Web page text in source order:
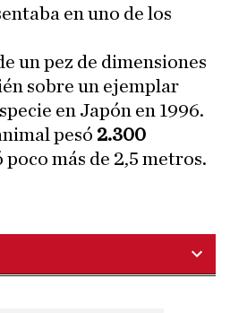
en uno de los
un pez de dimensiones
sobre un ejemplar
en Japón en 1996.
pesó 2.300
poco más de 2,5 metros.